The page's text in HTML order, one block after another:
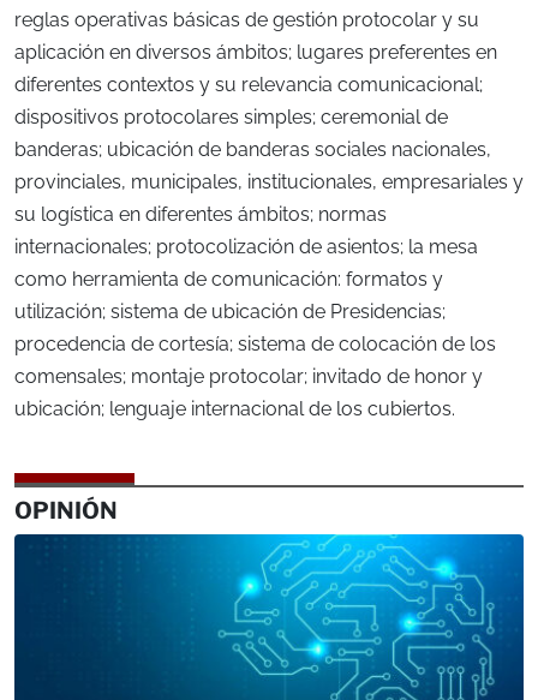
reglas operativas básicas de gestión protocolar y su
aplicación en diversos ámbitos; lugares preferentes en
diferentes contextos y su relevancia comunicacional;
dispositivos protocolares simples; ceremonial de
banderas; ubicación de banderas sociales nacionales,
provinciales, municipales, institucionales, empresariales y
su logística en diferentes ámbitos; normas
internacionales; protocolización de asientos; la mesa
como herramienta de comunicación: formatos y
utilización; sistema de ubicación de Presidencias;
procedencia de cortesía; sistema de colocación de los
comensales; montaje protocolar; invitado de honor y
ubicación; lenguaje internacional de los cubiertos.
OPINIÓN